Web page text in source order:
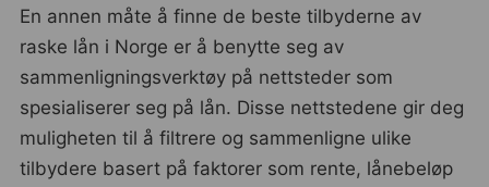
En annen måte å finne de beste tilbyderne av
raske lån i Norge er å benytte seg av
sammenligningsverktøy på nettsteder som
spesialiserer seg på lån. Disse nettstedene gir deg
muligheten til å filtrere og sammenligne ulike
tilbydere basert på faktorer som rente, lånebeløp